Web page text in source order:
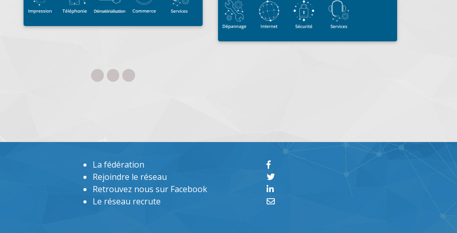
La fédération
Rejoindre le réseau
Retrouvez nous sur Facebook
Le réseau recrute